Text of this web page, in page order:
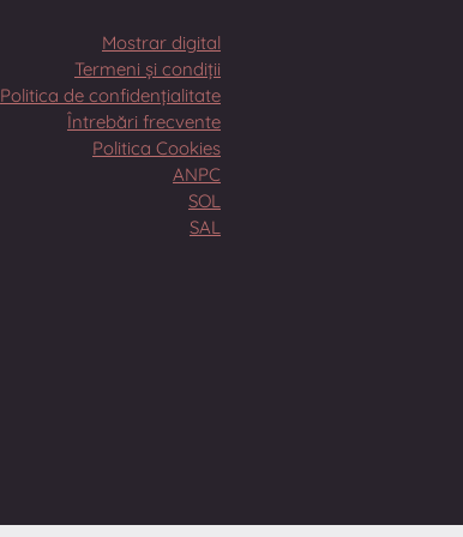
Mostrar digital
Termeni și condiții
Politica de confidențialitate
Întrebări frecvente
Politica Cookies
ANPC
SOL
SAL